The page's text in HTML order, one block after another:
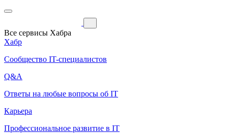
Все сервисы Хабра
Хабр
Сообщество IT-специалистов
Q&A
Ответы на любые вопросы об IT
Карьера
Профессиональное развитие в IT